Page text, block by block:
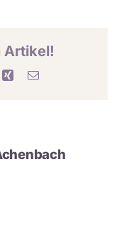
Artikel!
Xing E-